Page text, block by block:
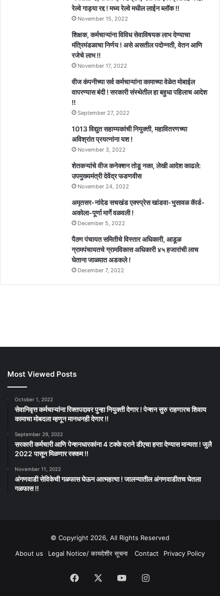
रेल्वे गाड्या रद्द ! मध्य रेल्वे मधील लाईन ब्लॉक !!
November 15, 2022
शिक्षक, कर्मचाऱ्यांना विविध सेवाविषयक लाभ देण्याचा
मंत्रिमंडळाचा निर्णय ! असे असतील पदोन्नती, वेतन आणि
रजेचे लाभ !!
November 17, 2022
वीज कंपनीच्या सर्व कर्मचाऱ्यांना कामाच्या वेळेत मोबाईल
वापरण्यास बंदी ! सरकारी संस्थेतील हा बहुधा पहिलाच आदेश
!!
September 27, 2022
1013 विद्युत सहाय्यकांची नियुक्ती, महावितरणच्या
अविश्रांत प्रयत्नांना यश !
November 3, 2022
शेतकऱ्यांचे वीज कनेक्शन तोडू नका, लेखी आदेश काढले:
उपमुख्यमंत्री देवेंद्र फडणवीस
November 24, 2022
अमृतसर-नांदेड सचखंड एक्स्प्रेस खांडवा-भुसावळ कॅार्ड-
अकोला-पूर्णा मार्गे वळवली !
December 5, 2022
पैठण पंचायत समितीचे विस्तार अधिकारी, आडूळ
ग्रामपंचायतचे ग्रामविकास अधिकारी ४५ हजारांची लाच
घेताना जाळ्यात अडकले !
December 7, 2022
Most Viewed Posts
October 1, 2022
सेवानिवृत्त कर्मचाऱ्यांना रिक्तपदावर पुन्हा नियुक्ती देणार ! पेन्शन सुरु राहणारच शिवाय
कामाचा मोबदला म्हणून मानधनही देणार !!
September 29, 2022
सरकारी कर्मचारी आणि पेन्शनधारकांना 4 टक्के दराने डीएचा हप्ता देण्यास मान्यता ! जुलै
2022 पासून मिळणार रक्कम !!
November 11, 2022
अंगणवाडी सेविकेची गळफास घेऊन आत्महत्या ! जालन्यातील अंगणवाडीतच घेतला
गळफास !!
© Copyright 2026, All Rights Reserved
About us
Legal Notice/ कायदेशीर सूचना Contact Privacy Policy
Facebook YouTubeInstagram